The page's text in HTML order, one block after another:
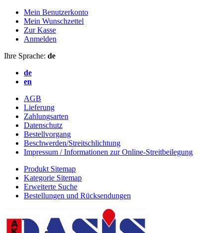
Mein Benutzerkonto
Mein Wunschzettel
Zur Kasse
Anmelden
Ihre Sprache: de
de
en
AGB
Lieferung
Zahlungsarten
Datenschutz
Bestellvorgang
Beschwerden/Streitschlichtung
Impressum / Informationen zur Online-Streitbeilegung
Produkt Sitemap
Kategorie Sitemap
Erweiterte Suche
Bestellungen und Rücksendungen